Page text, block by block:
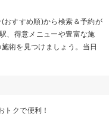
(おすすめ順)から検索＆予約が
、得意メニューや豊富な施
術を見つけましょう。当日
トクで便利！